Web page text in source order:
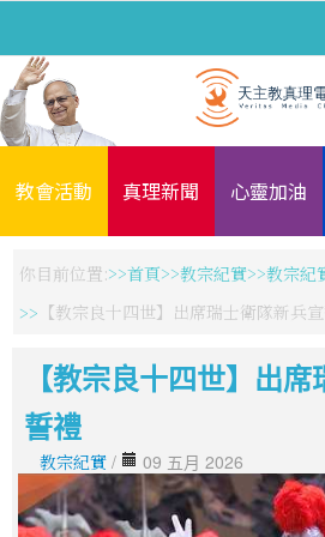
教會活動 真理新聞 心靈加油
你目前位置: 首頁 教宗紀實
教宗紀
【教宗良十四世】出席瑞士衛隊新兵
【教宗良十四世】出
誓禮
教宗紀實 / 09 五月 2026